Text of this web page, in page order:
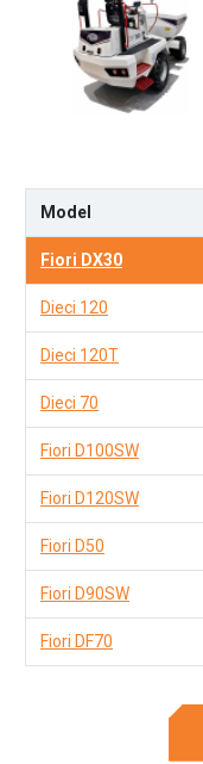
Model
Fiori DX30
Dieci 120
Dieci 120T
Dieci 70
Fiori D100SW
Fiori D120SW
Fiori D50
Fiori D90SW
Fiori DF70